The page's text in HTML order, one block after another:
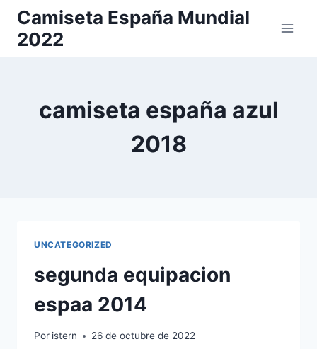
Saltar
contenido
Camiseta España Mundial
2022
camiseta españa azul
2018
UNCATEGORIZED
segunda equipacion
espaa 2014
Por istern 26 de octubre de 2022